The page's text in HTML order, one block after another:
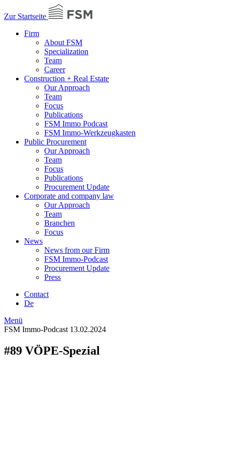
Zur Startseite
Firm
About FSM
Specialization
Team
Career
Construction + Real Estate
Our Approach
Team
Focus
Publications
FSM Immo Podcast
FSM Immo-Werkzeugkasten
Public Procurement
Our Approach
Team
Focus
Publications
Procurement Update
Corporate and company law
Our Approach
Team
Branchen
Focus
News
News from our Firm
FSM Immo-Podcast
Procurement Update
Press
Contact
De
Menü
FSM Immo-Podcast 13.02.2024
#89 VÖPE-Spezial